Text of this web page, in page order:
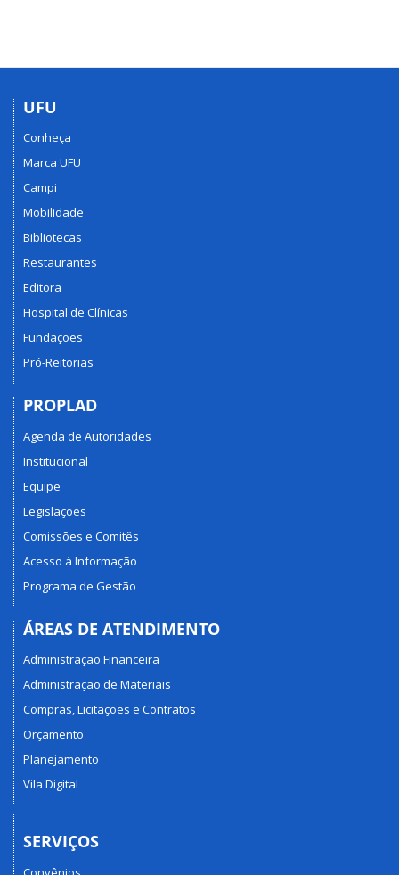
UFU
Conheça
Marca UFU
Campi
Mobilidade
Bibliotecas
Restaurantes
Editora
Hospital de Clínicas
Fundações
Pró-Reitorias
PROPLAD
Agenda de Autoridades
Institucional
Equipe
Legislações
Comissões e Comitês
Acesso à Informação
Programa de Gestão
ÁREAS DE ATENDIMENTO
Administração Financeira
Administração de Materiais
Compras, Licitações e Contratos
Orçamento
Planejamento
Vila Digital
SERVIÇOS